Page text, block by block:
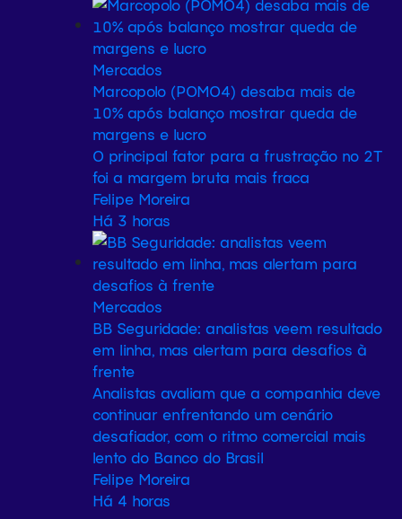
Mercados
Marcopolo (POMO4) desaba mais de
10% após balanço mostrar queda de
margens e lucro
O principal fator para a frustração no 2T
foi a margem bruta mais fraca
Felipe Moreira
Há 3 horas
Mercados
BB Seguridade: analistas veem resultado
em linha, mas alertam para desafios à
frente
Analistas avaliam que a companhia deve
continuar enfrentando um cenário
desafiador, com o ritmo comercial mais
lento do Banco do Brasil
Felipe Moreira
Há 4 horas